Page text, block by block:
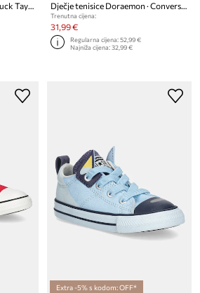
Dječje tenisice Converse Chuck Taylor All Star Dainty Mary Jane Dječje tenisice Doraemon · Converse Chuck Taylor All Star Play Lite CX
Trenutna cijena:
31,99 €
Regularna cijena:52,99 €
Najniža cijena:32,99 €
Extra -5% s kodom: OFF*